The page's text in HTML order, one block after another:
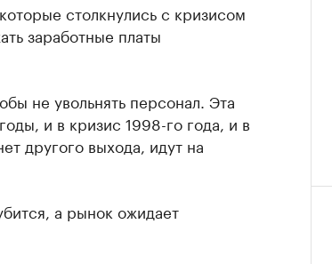
столкнулись с кризисом
заработные платы
не увольнять персонал. Эта
и в кризис 1998-го года, и в
другого выхода, идут на
а рынок ожидает